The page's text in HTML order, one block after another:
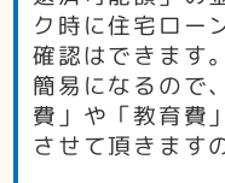
ク時に住宅ロー
確認はできます。
簡易になるので
費」や「教育費
させて頂きます